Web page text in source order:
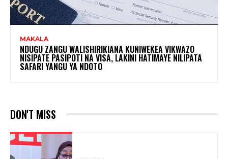
MAKALA
NDUGU ZANGU WALISHIRIKIANA KUNIWEKEA VIKWAZO
NISIPATE PASIPOTI NA VISA, LAKINI HATIMAYE NILIPATA
SAFARI YANGU YA NDOTO
DON'T MISS